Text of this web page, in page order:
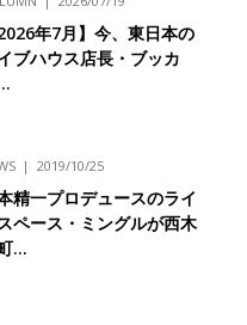
2026年7月】今、東日本の
ブハウス店長・ブッカ
2019/10/25
精一プロデュースのライ
ペース・ミングルが西木
…